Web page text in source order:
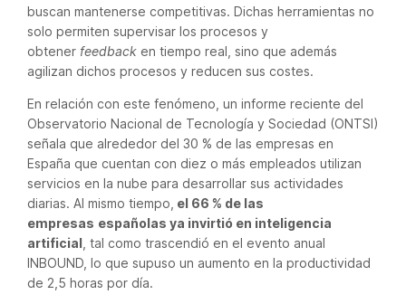
buscan mantenerse competitivas. Dichas herramientas no
solo permiten supervisar los procesos y
obtener feedback en tiempo real, sino que además
agilizan dichos procesos y reducen sus costes.
En relación con este fenómeno, un informe reciente del
Observatorio Nacional de Tecnología y Sociedad (ONTSI)
señala que alrededor del 30 % de las empresas en
España que cuentan con diez o más empleados utilizan
servicios en la nube para desarrollar sus actividades
diarias. Al mismo tiempo, el 66 % de las
empresas españolas ya invirtió en inteligencia
artificial , tal como trascendió en el evento anual
INBOUND, lo que supuso un aumento en la productividad
de 2,5 horas por día.